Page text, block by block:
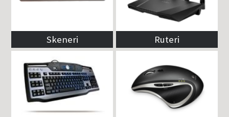
Skeneri Ruteri